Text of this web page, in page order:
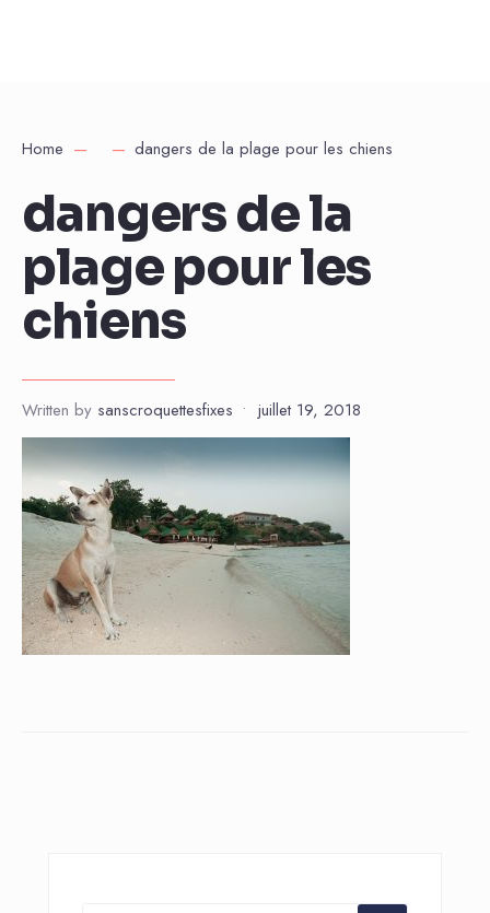
Home dangers de la plage pour les chiens
dangers de la
plage pour les
chiens
Written by sanscroquettesfixes • juillet 19, 2018